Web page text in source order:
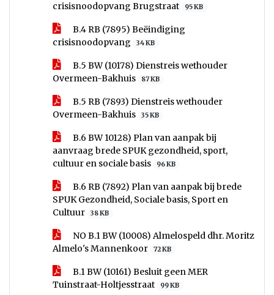
crisisnoodopvang Brugstraat
95 KB
B.4 RB (7895) Beëindiging
crisisnoodopvang
34 KB
B.5 BW (10178) Dienstreis wethouder
Overmeen-Bakhuis
87 KB
B.5 RB (7893) Dienstreis wethouder
Overmeen-Bakhuis
35 KB
B.6 BW 10128) Plan van aanpak bij
aanvraag brede SPUK gezondheid, sport,
cultuur en sociale basis
96 KB
B.6 RB (7892) Plan van aanpak bij brede
SPUK Gezondheid, Sociale basis, Sport en
Cultuur
38 KB
NO B.1 BW (10008) Almelospeld dhr. Moritz
Almelo's Mannenkoor
72 KB
B.1 BW (10161) Besluit geen MER
Tuinstraat-Holtjesstraat
99 KB